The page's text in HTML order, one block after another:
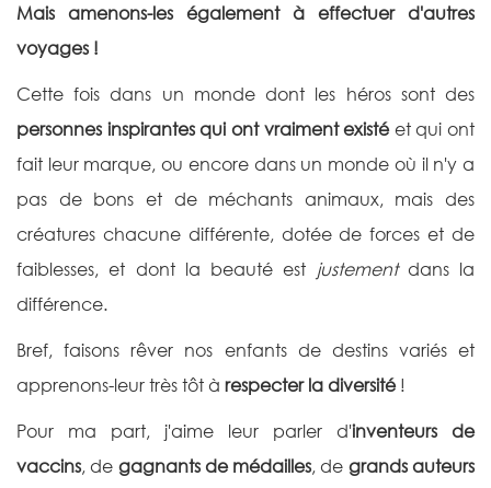
Mais amenons-les également à effectuer d'autres
voyages !
Cette fois dans un monde dont les héros sont des
personnes inspirantes qui ont vraiment existéet qui ont
fait leur marque, ou encore dans un monde où il n'y a
pas de bons et de méchants animaux, mais des
créatures chacune différente, dotée de forces et de
faiblesses, et dont la beauté est justementdans la
différence.
Bref, faisons rêver nos enfants de destins variés et
apprenons-leur très tôt à respecter la diversité!
Pour ma part, j'aime leur parler d'inventeurs de
vaccins, de gagnants de médailles, de grands auteurs